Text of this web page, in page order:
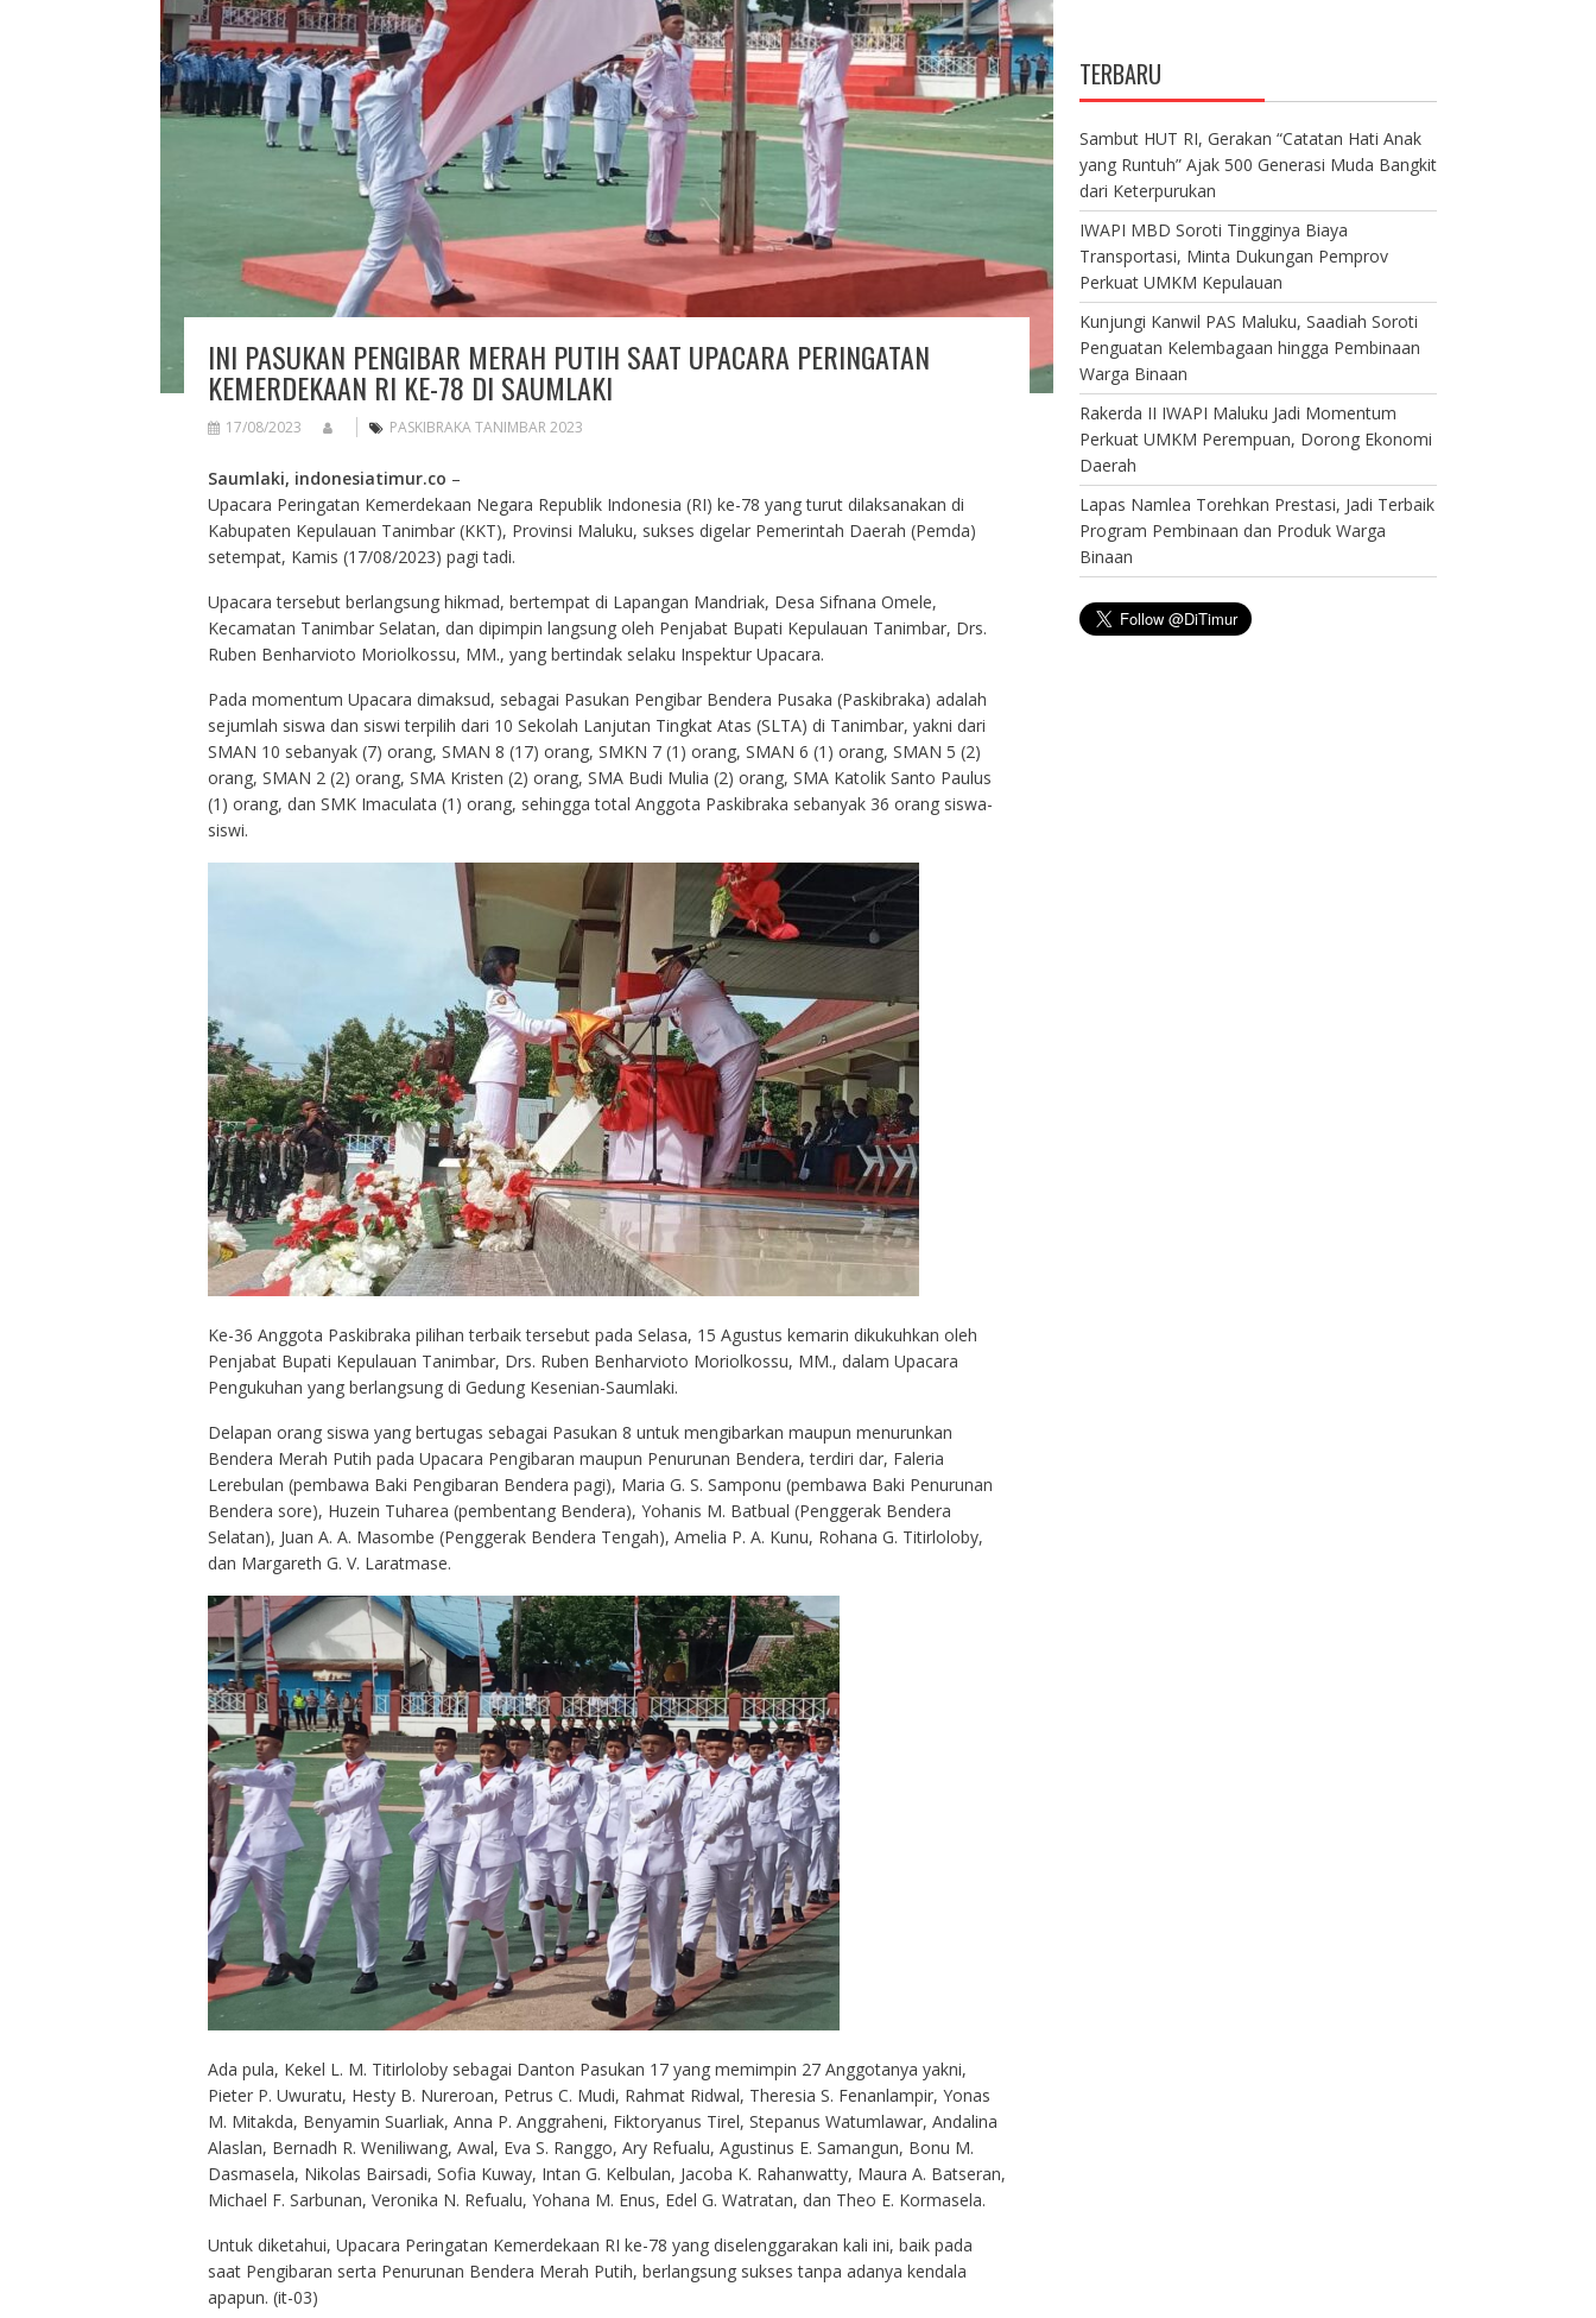
INI PASUKAN PENGIBAR MERAH PUTIH SAAT UPACARA PERINGATAN
KEMERDEKAAN RI KE-78 DI SAUMLAKI
17/08/2023 PASKIBRAKA TANIMBAR 2023
Saumlaki, indonesiatimur.co –
Upacara Peringatan Kemerdekaan Negara Republik Indonesia (RI) ke-78 yang turut dilaksanakan di
Kabupaten Kepulauan Tanimbar (KKT), Provinsi Maluku, sukses digelar Pemerintah Daerah (Pemda)
setempat, Kamis (17/08/2023) pagi tadi.
Upacara tersebut berlangsung hikmad, bertempat di Lapangan Mandriak, Desa Sifnana Omele,
Kecamatan Tanimbar Selatan, dan dipimpin langsung oleh Penjabat Bupati Kepulauan Tanimbar, Drs.
Ruben Benharvioto Moriolkossu, MM., yang bertindak selaku Inspektur Upacara.
Pada momentum Upacara dimaksud, sebagai Pasukan Pengibar Bendera Pusaka (Paskibraka) adalah
sejumlah siswa dan siswi terpilih dari 10 Sekolah Lanjutan Tingkat Atas (SLTA) di Tanimbar, yakni dari
SMAN 10 sebanyak (7) orang, SMAN 8 (17) orang, SMKN 7 (1) orang, SMAN 6 (1) orang, SMAN 5 (2)
orang, SMAN 2 (2) orang, SMA Kristen (2) orang, SMA Budi Mulia (2) orang, SMA Katolik Santo Paulus
(1) orang, dan SMK Imaculata (1) orang, sehingga total Anggota Paskibraka sebanyak 36 orang siswa-
siswi.
Ke-36 Anggota Paskibraka pilihan terbaik tersebut pada Selasa, 15 Agustus kemarin dikukuhkan oleh
Penjabat Bupati Kepulauan Tanimbar, Drs. Ruben Benharvioto Moriolkossu, MM., dalam Upacara
Pengukuhan yang berlangsung di Gedung Kesenian-Saumlaki.
Delapan orang siswa yang bertugas sebagai Pasukan 8 untuk mengibarkan maupun menurunkan
Bendera Merah Putih pada Upacara Pengibaran maupun Penurunan Bendera, terdiri dar, Faleria
Lerebulan (pembawa Baki Pengibaran Bendera pagi), Maria G. S. Samponu (pembawa Baki Penurunan
Bendera sore), Huzein Tuharea (pembentang Bendera), Yohanis M. Batbual (Penggerak Bendera
Selatan), Juan A. A. Masombe (Penggerak Bendera Tengah), Amelia P. A. Kunu, Rohana G. Titirloloby,
dan Margareth G. V. Laratmase.
Ada pula, Kekel L. M. Titirloloby sebagai Danton Pasukan 17 yang memimpin 27 Anggotanya yakni,
Pieter P. Uwuratu, Hesty B. Nureroan, Petrus C. Mudi, Rahmat Ridwal, Theresia S. Fenanlampir, Yonas
M. Mitakda, Benyamin Suarliak, Anna P. Anggraheni, Fiktoryanus Tirel, Stepanus Watumlawar, Andalina
Alaslan, Bernadh R. Weniliwang, Awal, Eva S. Ranggo, Ary Refualu, Agustinus E. Samangun, Bonu M.
Dasmasela, Nikolas Bairsadi, Sofia Kuway, Intan G. Kelbulan, Jacoba K. Rahanwatty, Maura A. Batseran,
Michael F. Sarbunan, Veronika N. Refualu, Yohana M. Enus, Edel G. Watratan, dan Theo E. Kormasela.
Untuk diketahui, Upacara Peringatan Kemerdekaan RI ke-78 yang diselenggarakan kali ini, baik pada
saat Pengibaran serta Penurunan Bendera Merah Putih, berlangsung sukses tanpa adanya kendala
apapun. (it-03)
TERBARU
Sambut HUT RI, Gerakan “Catatan Hati Anak
yang Runtuh” Ajak 500 Generasi Muda Bangkit
dari Keterpurukan
IWAPI MBD Soroti Tingginya Biaya
Transportasi, Minta Dukungan Pemprov
Perkuat UMKM Kepulauan
Kunjungi Kanwil PAS Maluku, Saadiah Soroti
Penguatan Kelembagaan hingga Pembinaan
Warga Binaan
Rakerda II IWAPI Maluku Jadi Momentum
Perkuat UMKM Perempuan, Dorong Ekonomi
Daerah
Lapas Namlea Torehkan Prestasi, Jadi Terbaik
Program Pembinaan dan Produk Warga
Binaan